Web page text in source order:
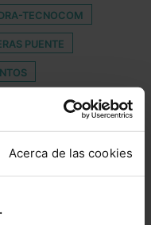
Acerca de las cookies
TECNOCOM
PUENTE
MERCANCIA
GECCO